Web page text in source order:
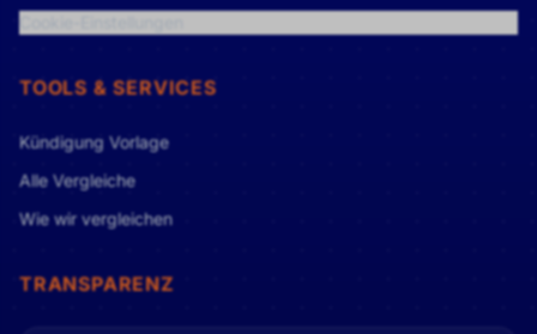
TOOLS & SERVICES
Kündigung Vorlage
Alle Vergleiche
Wie wir vergleichen
TRANSPARENZ